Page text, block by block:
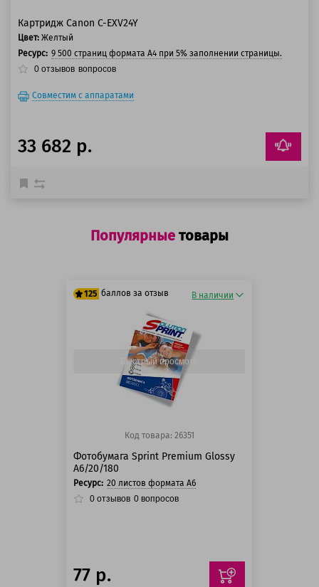
Картридж Canon C-EXV24Y
Цвет: Желтый
Ресурс: 9 500 страниц формата А4 при 5% заполнении страницы.
0 отзывов вопросов
Совместим с аппаратами
33 682 р.
Популярные товары
125 баллов за отзыв
125 баллов
125 баллов
В наличии
Быстрый просмотр
Код товара: 26351
Фотобумага Sprint Premium Glossy
A6/20/180
Ресурс: 20 листов формата А6
0 отзывов 0 вопросов
77 р.